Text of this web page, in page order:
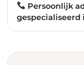
Persoonlijk
gespecialiseerd